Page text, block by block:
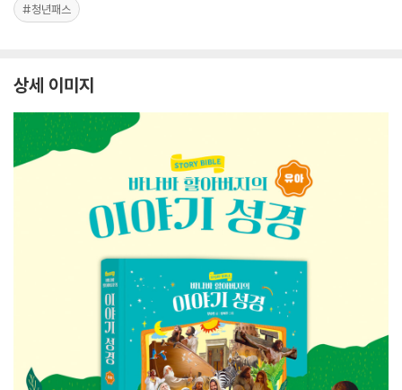
#청년패스
상세 이미지